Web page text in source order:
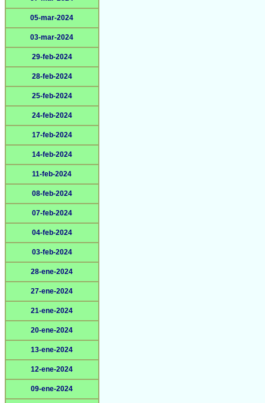
05-mar-2024
03-mar-2024
29-feb-2024
28-feb-2024
25-feb-2024
24-feb-2024
17-feb-2024
14-feb-2024
11-feb-2024
08-feb-2024
07-feb-2024
04-feb-2024
03-feb-2024
28-ene-2024
27-ene-2024
21-ene-2024
20-ene-2024
13-ene-2024
12-ene-2024
09-ene-2024